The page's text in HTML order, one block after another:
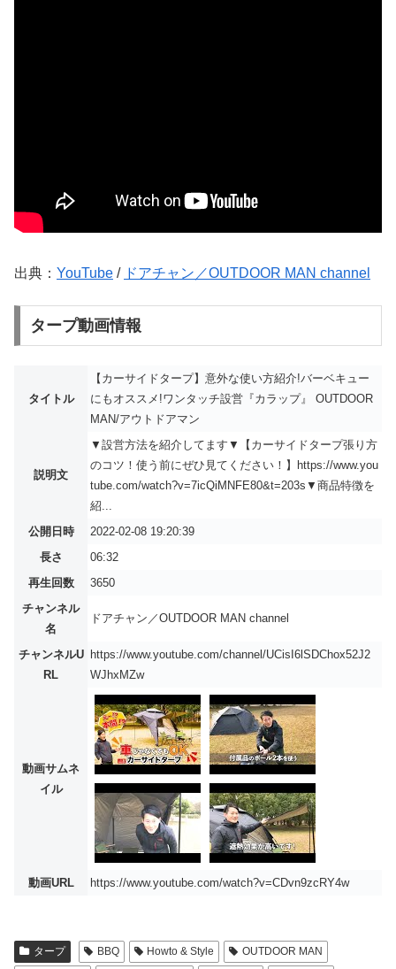
出典： YouTube / ドアチャン／OUTDOOR MAN channel
タープ動画情報
タイトル
【カーサイドタープ】意外な使い方紹介!バーベキュー
にもオススメ!ワンタッチ設営『カラップ』 OUTDOOR
MAN/アウトドアマン
説明文
▼設営方法を紹介してます▼【カーサイドタープ張り方
のコツ！使う前にぜひ見てください！】https://www.you
tube.com/watch?v=7icQiMNFE80&t=203s▼商品特徴を
紹...
公開日時
2022-02-08 19:20:39
長さ
06:32
再生回数
3650
チャンネル
名
ドアチャン／OUTDOOR MAN channel
チャンネルU
RL
https://www.youtube.com/channel/UCisI6lSDChox52J2
WJhxMZw
動画サムネ
イル
動画URL https://www.youtube.com/watch?v=CDvn9zcRY4w
タープ BBQ Howto & Style
OUTDOOR MAN